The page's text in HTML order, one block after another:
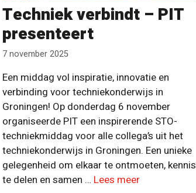
Techniek verbindt – PIT
presenteert
7 november 2025
Een middag vol inspiratie, innovatie en
verbinding voor techniekonderwijs in
Groningen! Op donderdag 6 november
organiseerde PIT een inspirerende STO-
techniekmiddag voor alle collega’s uit het
techniekonderwijs in Groningen. Een unieke
gelegenheid om elkaar te ontmoeten, kennis
te delen en samen … Lees meer